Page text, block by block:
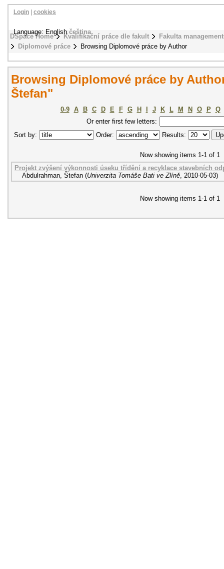
DSpace Home Kvalifikační práce dle fakult
Fakulta
Diplomové práce
Browsing Diplomové práce by Author
Login cookies
Language: Englishčeština
Browsing Diplomové práce by
Štefan"
0-9 A B C D E F G H J K L M N O P
Q
Or enter first few letters:
Sort by:
Order: Results:
Now showing items 1-1 of 1
Projekt zvýšení výkonnosti úseku třídění a recyklace stavebních
Abdulrahman, Štefan (Univerzita Tomáše Bati ve Zlíně, 2010-05-03)
Now showing items 1-1 of 1